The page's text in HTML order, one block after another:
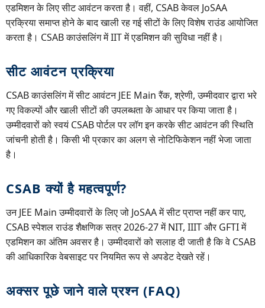
एडमिशन के लिए सीट आवंटन करता है। वहीं, CSAB केवल JoSAA
प्रक्रिया समाप्त होने के बाद खाली रह गई सीटों के लिए विशेष राउंड आयोजित
करता है। CSAB काउंसलिंग में IIT में एडमिशन की सुविधा नहीं है।
सीट आवंटन प्रक्रिया
CSAB काउंसलिंग में सीट आवंटन JEE Main रैंक, श्रेणी, उम्मीदवार द्वारा भरे
गए विकल्पों और खाली सीटों की उपलब्धता के आधार पर किया जाता है।
उम्मीदवारों को स्वयं CSAB पोर्टल पर लॉग इन करके सीट आवंटन की स्थिति
जांचनी होती है। किसी भी प्रकार का अलग से नोटिफिकेशन नहीं भेजा जाता
है।
CSAB क्यों है महत्वपूर्ण?
उन JEE Main उम्मीदवारों के लिए जो JoSAA में सीट प्राप्त नहीं कर पाए,
CSAB स्पेशल राउंड शैक्षणिक सत्र 2026-27 में NIT, IIIT और GFTI में
एडमिशन का अंतिम अवसर है। उम्मीदवारों को सलाह दी जाती है कि वे CSAB
की आधिकारिक वेबसाइट पर नियमित रूप से अपडेट देखते रहें।
अक्सर पूछे जाने वाले प्रश्न (FAQ)